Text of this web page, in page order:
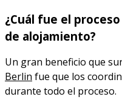
¿Cuál fue el
de alojamiento?
Un gran beneficio que
Berlin fue que los
durante todo el proceso.